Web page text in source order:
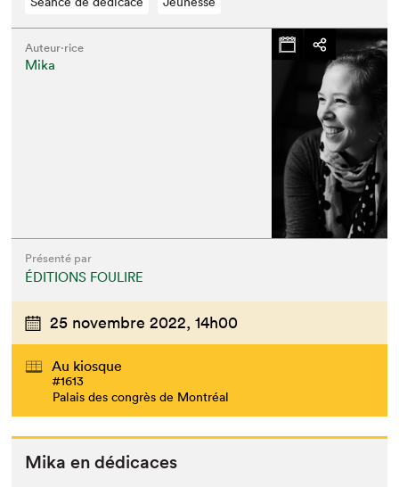
Que cherchez-vous?
Auteur·rice
Mika
Présenté par
ÉDITIONS FOULIRE
25 novembre 2022, 14h00
Au kiosque
#1613
Palais des congrès de Montréal
Mika en dédicaces